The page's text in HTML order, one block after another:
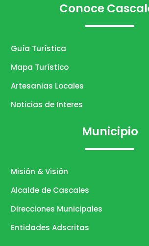
Conoce
Guía Turística
Mapa Turístico
Artesanias Locales
Noticias de Interes
Municipio
Misión & Visión
Alcalde de Cascales
Direcciones Municipales
Entidades Adscritas